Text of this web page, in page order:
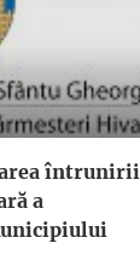
întrunirii
a